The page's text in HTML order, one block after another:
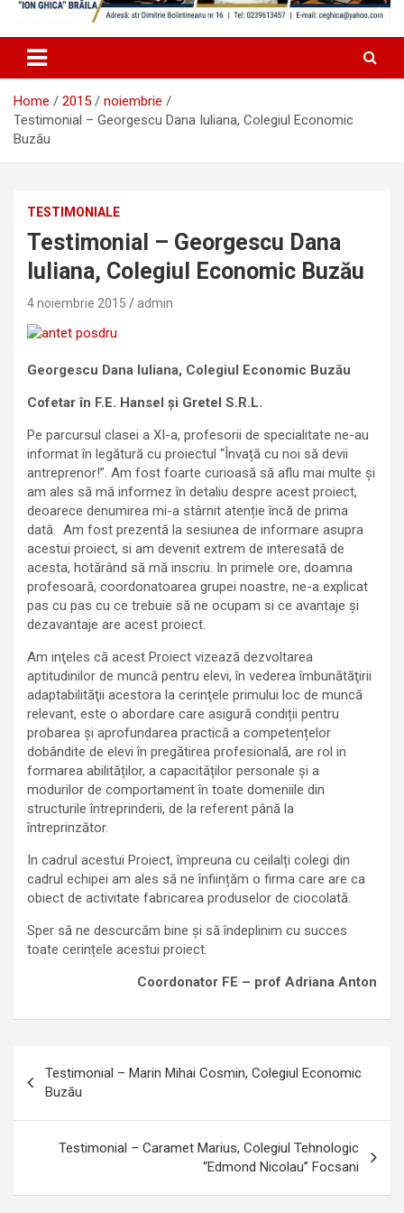
Home 2015
noiembrie
Testimonial – Georgescu Dana Iuliana, Colegiul Economic
Buzău
TESTIMONIALE
Testimonial – Georgescu Dana
Iuliana, Colegiul Economic Buzău
4 noiembrie 2015 admin
Georgescu Dana Iuliana, Colegiul Economic Buzău
Cofetar în F.E. Hansel și Gretel S.R.L.
Pe parcursul clasei a XI-a, profesorii de specialitate ne-au
informat în legătură cu proiectul “Învață cu noi să devii
antreprenor!”. Am fost foarte curioasă să aflu mai multe şi
am ales să mă informez în detaliu despre acest proiect,
deoarece denumirea mi-a stârnit atenție încă de prima
dată. Am fost prezentă la sesiunea de informare asupra
acestui proiect, si am devenit extrem de interesată de
acesta, hotărând să mă inscriu. In primele ore, doamna
profesoară, coordonatoarea grupei noastre, ne-a explicat
pas cu pas cu ce trebuie să ne ocupam si ce avantaje și
dezavantaje are acest proiect.
Am inţeles că acest Proiect vizează dezvoltarea
aptitudinilor de muncă pentru elevi, în vederea îmbunătăţirii
adaptabilităţii acestora la cerinţele primului loc de muncă
relevant, este o abordare care asigură condiții pentru
probarea și aprofundarea practică a competențelor
dobândite de elevi în pregătirea profesională, are rol in
formarea abilităților, a capacităților personale și a
modurilor de comportament în toate domeniile din
structurile întreprinderii, de la referent până la
întreprinzător.
In cadrul acestui Proiect, împreuna cu ceilalți colegi din
cadrul echipei am ales să ne înființăm o firma care are ca
obiect de activitate fabricarea produselor de ciocolată.
Sper să ne descurcăm bine și să îndeplinim cu succes
toate cerințele acestui proiect.
Coordonator FE – prof Adriana Anton
în
articole
Testimonial – Marin Mihai Cosmin, Colegiul Economic
Buzău
Testimonial – Caramet Marius, Colegiul Tehnologic
“Edmond Nicolau” Focsani